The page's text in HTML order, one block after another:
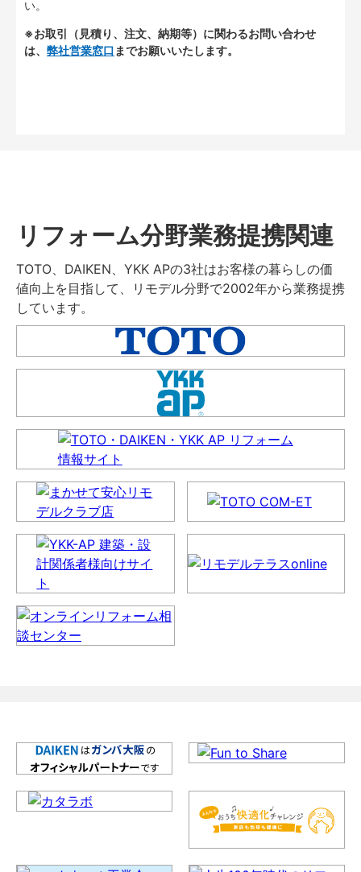
い。
※お取引（見積り、注文、納期等）に関わるお問い合わせ
は、 弊社営業窓口 までお願いいたします。
リフォーム分野業務提携関連
TOTO、DAIKEN、YKK APの3社はお客様の暮らしの価
値向上を目指して、リモデル分野で2002年から業務提携
しています。